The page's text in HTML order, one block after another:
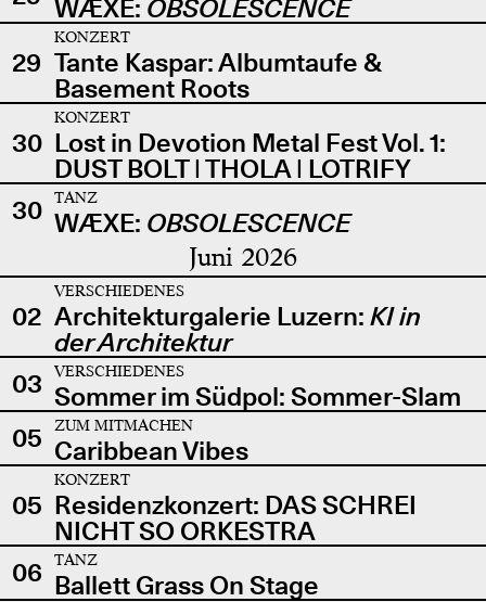
WÆXE: OBSOLESCENCE
29
KONZERT
Tante Kaspar: Albumtaufe &
Basement Roots
30
KONZERT
Lost in Devotion Metal Fest Vol. 1:
DUST BOLT | THOLA | LOTRIFY
30
TANZ
WÆXE: OBSOLESCENCE
Juni 2026
02
VERSCHIEDENES
Architekturgalerie Luzern: KI in
der Architektur
03
VERSCHIEDENES
Sommer im Südpol: Sommer-Slam
05
ZUM MITMACHEN
Caribbean Vibes
05
KONZERT
Residenzkonzert: DAS SCHREI
NICHT SO ORKESTRA
06
TANZ
Ballett Grass On Stage